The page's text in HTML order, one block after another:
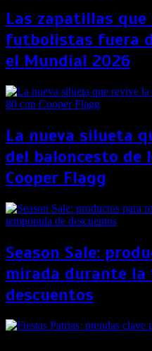
Las zapatillas
futbolistas fuera
el Mundial 2026
La nueva silueta
del baloncesto de
Cooper Flagg
Season Sale:
mirada durante la
descuentos